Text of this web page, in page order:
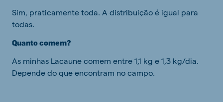
Sim, praticamente toda. A distribuição é igual para
todas.
Quanto comem?
As minhas Lacaune comem entre 1,1 kg e 1,3 kg/dia.
Depende do que encontram no campo.